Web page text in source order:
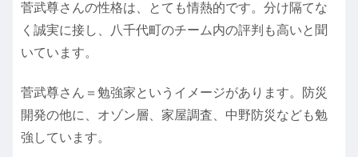
菅武尊さんの性格は、とても情熱的です。分け隔てな
く誠実に接し、八千代町のチーム内の評判も高いと聞
いています。
菅武尊さん＝勉強家というイメージがあります。防災
開発の他に、オゾン層、家屋調査、中野防災なども勉
強しています。